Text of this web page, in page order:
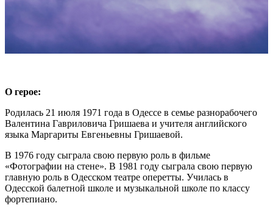
О герое:
Родилась 21 июля 1971 года в Одессе в семье разнорабочего
Валентина Гавриловича Гришаева и учителя английского
языка Маргариты Евгеньевны Гришаевой.
В 1976 году сыграла свою первую роль в фильме
«Фотографии на стене». В 1981 году сыграла свою первую
главную роль в Одесском театре оперетты. Училась в
Одесской балетной школе и музыкальной школе по классу
фортепиано.